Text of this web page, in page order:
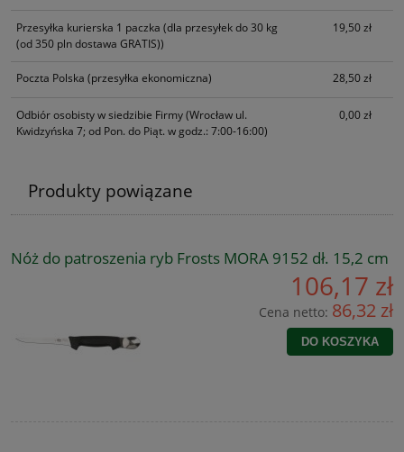
Przesyłka kurierska 1 paczka (dla przesyłek do 30 kg
(od 350 pln dostawa GRATIS))
19,50 zł
Poczta Polska (przesyłka ekonomiczna) 28,50 zł
Odbiór osobisty w siedzibie Firmy(Wrocław ul.
Kwidzyńska 7; od Pon. do Piąt. w godz.: 7:00-16:00)
0,00 zł
Produkty powiązane
Nóż do patroszenia ryb Frosts MORA 9152 dł. 15,2 cm
106,17 zł
Cena netto: 86,32 zł
DO KOSZYKA